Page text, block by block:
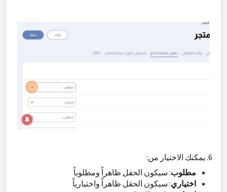
6. يمكنك الاختيار من:
مطلوب: سيكون الحقل ظاهراً ومطلوباً
اختياري: سيكون الحقل ظاهراً واختيارياً